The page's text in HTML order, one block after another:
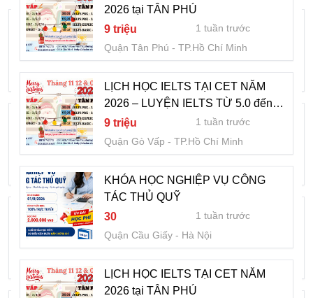
LỊCH HỌC IELTS TẠI CET NĂM 2026 –
LUYỆN IELTS TỪ 5.0 đến 7.0+
9 triệu
1 tuần trước
TP.Hồ Chí Minh
Lịch Khai Giảng Khóa CẤP TỐC 2026 tại
GÒ VẤP / TÂN PHÚ
9 triệu
1 tuần trước
TP.Hồ Chí Minh
Lịch Khai Giảng Khóa CẤP TỐC 2026 tại
GÒ VẤP / TÂN PHÚ
9 triệu
1 tuần trước
TP.Hồ Chí Minh
2026 tại TÂN PHÚ
9 triệu
1 tuần trước
Quận Tân Phú
TP.Hồ Chí Minh
LỊCH HỌC IELTS TẠI CET NĂM
2026 – LUYỆN IELTS TỪ 5.0 đến
7.0+
9 triệu
1 tuần trước
Quận Gò Vấp
TP.Hồ Chí Minh
KHÓA HỌC NGHIỆP VỤ CÔNG
TÁC THỦ QUỸ
30
1 tuần trước
Quận Cầu Giấy
Hà Nội
LỊCH HỌC IELTS TẠI CET NĂM
2026 tại TÂN PHÚ